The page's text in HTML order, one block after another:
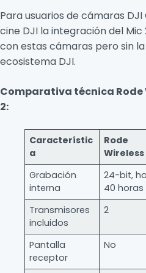
Para usuarios de cámaras
cine DJI la integración del Mic
con estas cámaras pero sin
ecosistema DJI.
Comparativa técnica Rode
2:
Característic
a
Rode
Wireless
Grabación
interna
24-bit,
40 horas
Transmisores
incluidos
2
Pantalla
receptor
No